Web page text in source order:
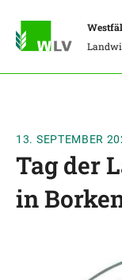
13. SEPTEMBER
Tag der
in